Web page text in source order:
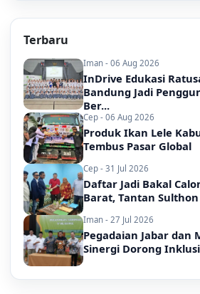
Terbaru
Iman - 06 Aug 2026
InDrive Edukasi
Bandung Jadi
Ber...
Cep - 06 Aug 2026
Produk Ikan Lele
Tembus Pasar Global
Cep - 31 Jul 2026
Daftar Jadi Bakal
Barat, Tantan
Iman - 27 Jul 2026
Pegadaian Jabar dan
Sinergi Dorong